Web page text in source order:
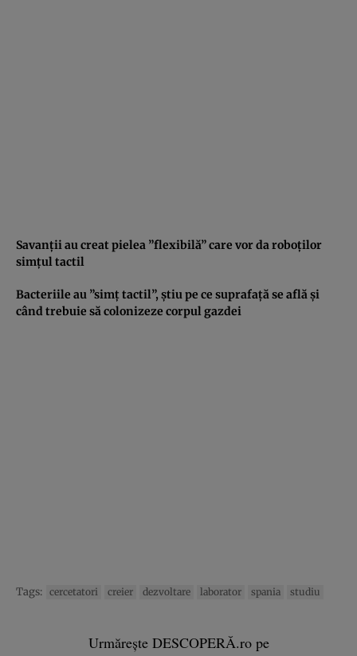
Savanţii au creat pielea ”flexibilă” care vor da roboţilor
simţul tactil
Bacteriile au ”simţ tactil”, ştiu pe ce suprafaţă se află şi
când trebuie să colonizeze corpul gazdei
Tags: cercetatori creier dezvoltare laborator spania studiu
Urmărește DESCOPERĂ.ro pe